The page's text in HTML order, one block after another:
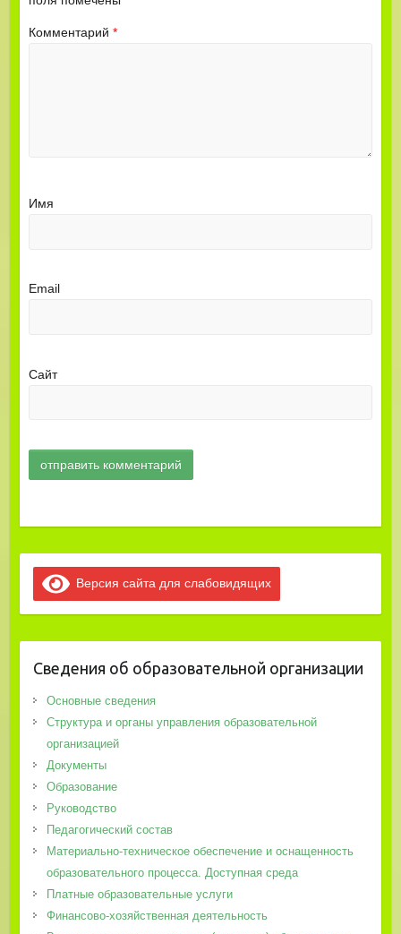
Комментарий *
Имя
Email
Сайт
Версия сайта для слабовидящих
Сведения об образовательной организации
Основные сведения
Структура и органы управления образовательной
организацией
Документы
Образование
Руководство
Педагогический состав
Материально-техническое обеспечение и оснащенность
образовательного процесса. Доступная среда
Платные образовательные услуги
Финансово-хозяйственная деятельность